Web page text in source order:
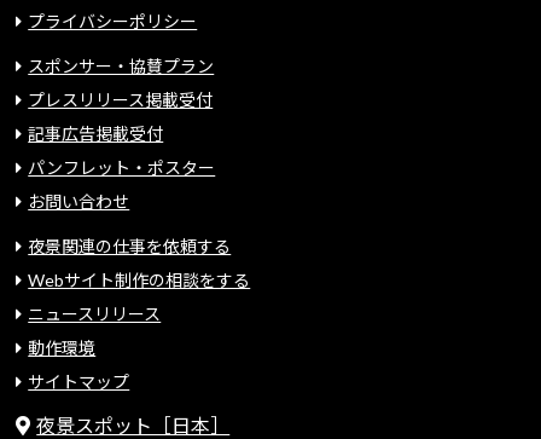
プライバシーポリシー
スポンサー・協賛プラン
プレスリリース掲載受付
記事広告掲載受付
パンフレット・ポスター
お問い合わせ
夜景関連の仕事を依頼する
Webサイト制作の相談をする
ニュースリリース
動作環境
サイトマップ
夜景スポット［日本］